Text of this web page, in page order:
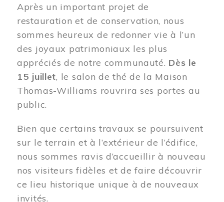
Après un important projet de
restauration et de conservation, nous
sommes heureux de redonner vie à l’un
des joyaux patrimoniaux les plus
appréciés de notre communauté. Dès le
15 juillet, le salon de thé de la Maison
Thomas-Williams rouvrira ses portes au
public.
Bien que certains travaux se poursuivent
sur le terrain et à l’extérieur de l’édifice,
nous sommes ravis d’accueillir à nouveau
nos visiteurs fidèles et de faire découvrir
ce lieu historique unique à de nouveaux
invités.